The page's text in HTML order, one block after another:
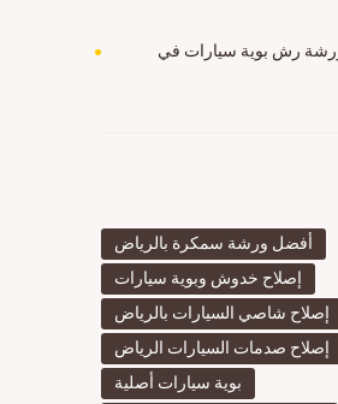
رش بوية سيارات في
أفضل ورشة سمكرة بالرياض
إصلاح خدوش وبوية سيارات
إصلاح شاصي السيارات بالرياض
إصلاح صدمات السيارات الرياض
بوية سيارات أصلية